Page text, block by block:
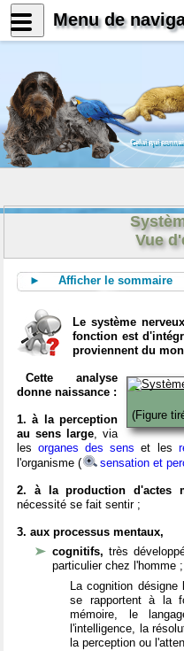
Celui qui
Vue
► Afficher le sommaire
Le système
fonction est
proviennent du
(Figure
Cette analyse
donne naissance :
1. à la perception
au sens large, via
lesorganes des sens et les
l'organisme (
sensation et
2. à la production d'actes
nécessité se fait sentir ;
3. aux processus mentaux,
cognitifs,très
particulier chez l'homme ;
La cognition
se rapportent à la
mémoire, le
l'intelligence, la
la perception ou
Menu de